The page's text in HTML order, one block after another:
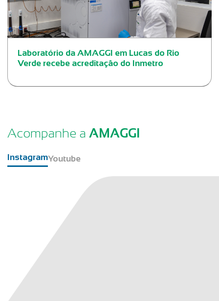
Laboratório da AMAGGI em Lucas do Rio
Verde recebe acreditação do Inmetro
Acompanhe a AMAGGI
InstagramYoutube